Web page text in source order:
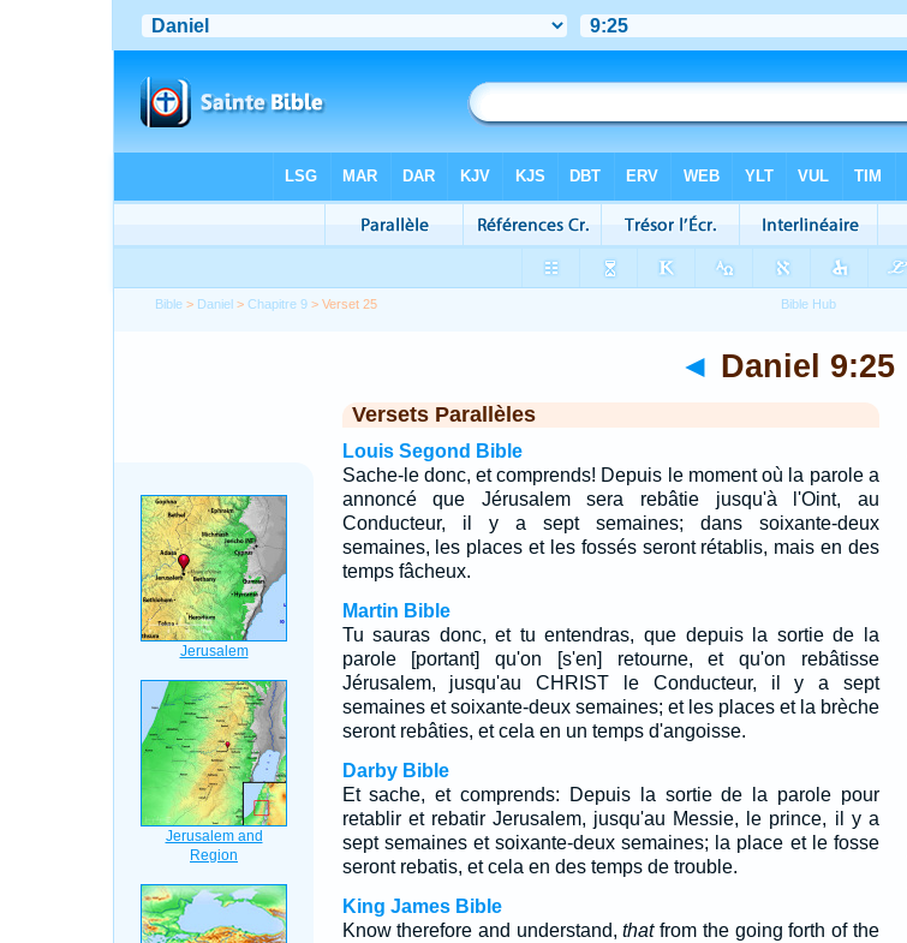
Bible > Daniel >Chapitre 9 > Verset 25
◄ Daniel 9:25
Versets Parallèles
Louis Segond Bible
Sache-le donc, et comprends! Depuis le moment où la parole a
annoncé que Jérusalem sera rebâtie jusqu'à l'Oint, au
Conducteur, il y a sept semaines; dans soixante-deux
semaines, les places et les fossés seront rétablis, mais en des
temps fâcheux.
Martin Bible
Tu sauras donc, et tu entendras, que depuis la sortie de la
parole [portant] qu'on [s'en] retourne, et qu'on rebâtisse
Jérusalem, jusqu'au CHRIST le Conducteur, il y a sept
semaines et soixante-deux semaines; et les places et la brèche
seront rebâties, et cela en un temps d'angoisse.
Darby Bible
Et sache, et comprends: Depuis la sortie de la parole pour
retablir et rebatir Jerusalem, jusqu'au Messie, le prince, il y a
sept semaines et soixante-deux semaines; la place et le fosse
seront rebatis, et cela en des temps de trouble.
King James Bible
Know therefore and understand,thatfrom the going forth of the